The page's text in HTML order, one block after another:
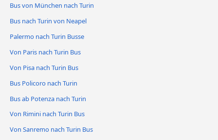
Bus von München nach Turin
Bus nach Turin von Neapel
Palermo nach Turin Busse
Von Paris nach Turin Bus
Von Pisa nach Turin Bus
Bus Policoro nach Turin
Bus ab Potenza nach Turin
Von Rimini nach Turin Bus
Von Sanremo nach Turin Bus